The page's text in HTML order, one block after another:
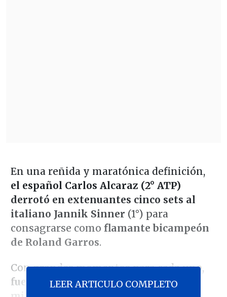
En una reñida y maratónica definición,
el español Carlos Alcaraz (2° ATP)
derrotó en extenuantes cinco sets al
italiano Jannik Sinner (1°) para
consagrarse como flamante bicampeón
de Roland Garros.
Con grandes momentos para cada uno,
fueron necesarias cinco horas y 29
LEER ARTICULO COMPLETO